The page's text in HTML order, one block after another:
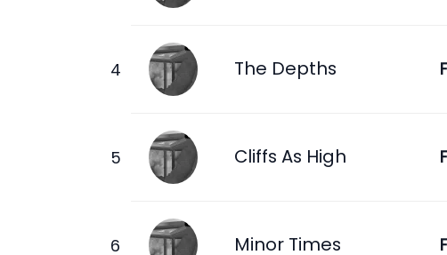
The Depths
Cliffs As High
Minor Times